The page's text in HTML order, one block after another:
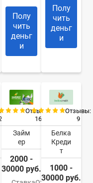
Полу
чить
деньг
и
Полу
чить
деньг
и
Отзывы:
16
Займ
ер
2000 -
30000 руб.
Отзывы:
9
Белка
Креди
т
1000 -
30000 руб.